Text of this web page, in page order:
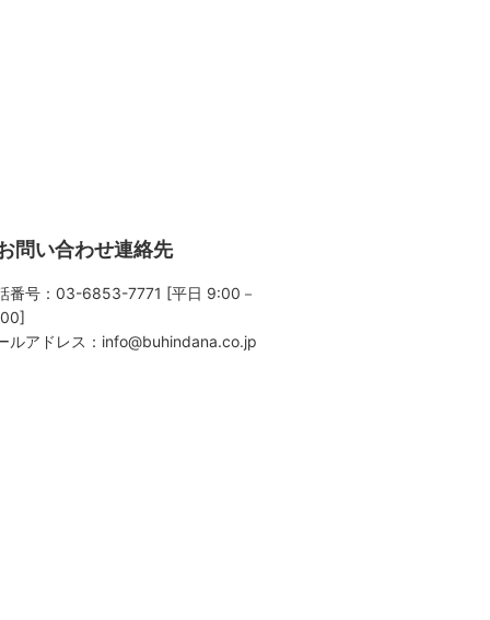
問い合わせ連絡先
番号：03-6853-7771 [平日 9:00－
ルアドレス： info@buhindana.co.jp